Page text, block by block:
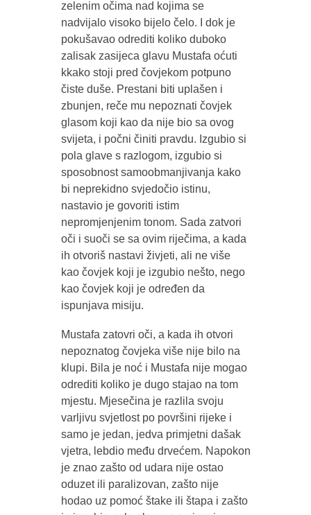
zelenim očima nad kojima se
nadvijalo visoko bijelo čelo. I dok je
pokušavao odrediti koliko duboko
zalisak zasijeca glavu Mustafa oćuti
kkako stoji pred čovjekom potpuno
čiste duše. Prestani biti uplašen i
zbunjen, reče mu nepoznati čovjek
glasom koji kao da nije bio sa ovog
svijeta, i počni činiti pravdu. Izgubio si
pola glave s razlogom, izgubio si
sposobnost samoobmanjivanja kako
bi neprekidno svjedočio istinu,
nastavio je govoriti istim
nepromjenjenim tonom. Sada zatvori
oči i suoči se sa ovim riječima, a kada
ih otvoriš nastavi živjeti, ali ne više
kao čovjek koji je izgubio nešto, nego
kao čovjek koji je određen da
ispunjava misiju.
Mustafa zatovri oči, a kada ih otvori
nepoznatog čovjeka više nije bilo na
klupi. Bila je noć i Mustafa nije mogao
odrediti koliko je dugo stajao na tom
mjestu. Mjesečina je razlila svoju
varljivu svjetlost po površini rijeke i
samo je jedan, jedva primjetni dašak
vjetra, lebdio među drvećem. Napokon
je znao zašto od udara nije ostao
oduzet ili paralizovan, zašto nije
hodao uz pomoć štake ili štapa i zašto